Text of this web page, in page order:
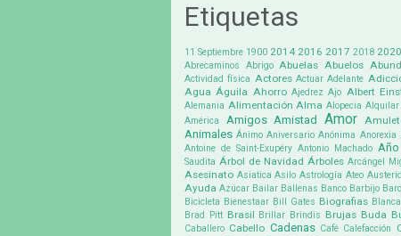
Etiquetas
11 Septiembre 1900 2014 2016 2017 2018 2020
Abrecaminos Abrigo Abuelas Abuelos
Actividad física Actores Actuar Adelante
Agua Águila Ahorro Ajedrez Ajo Albert
Alemania Alimentación Alma Alopecia Alquilar
América Amigos Amistad Amor
Animales Ánimo Aniversario Anónima Anorexia
Antoine de Saint-Exupéry Antonio Machado
Saudita Árbol de Navidad Árboles Arcángel
Asesinato Asiatica Asilo Astrología Ateo
Ayuda Azúcar Bailar Ballenas Banco Barbijo
Bicicleta Bienestaar Bill Gates Biografias Blanca
Brad Pitt Brasil Brillar Brindis Brujas Buda
Caballero Cabello Cadenas Café Calefacción